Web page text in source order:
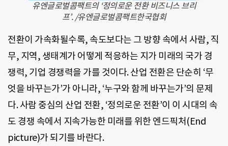
유엔글로벌콤팩트의 ‘정의로운 전환 비즈니스 브리
프’. /유엔글로벌콤팩트한국협회
전환이 가속화될수록, 속도보다는 그 방향 속에서 사람, 직
무, 지역, 생태계가 어떻게 적응하는 지가 미래의 국가 경
쟁력, 기업 경쟁력을 가를 것이다. 산업 전환은 단순히 ‘무
엇을 바꾸는가’가 아니라, ‘누구와 함께 바꾸는가’의 문제
다. 사람 중심의 산업 전환, ‘정의로운 전환’이 이 시대의 속
도 경쟁 속에서 지속가능한 미래를 위한 엔드픽처(End
picture)가 되기를 바란다.